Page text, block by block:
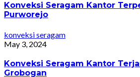
Konveksi Seragam Kantor
Purworejo
konveksi seragam
May 3, 2024
Konveksi Seragam Kantor
Grobogan